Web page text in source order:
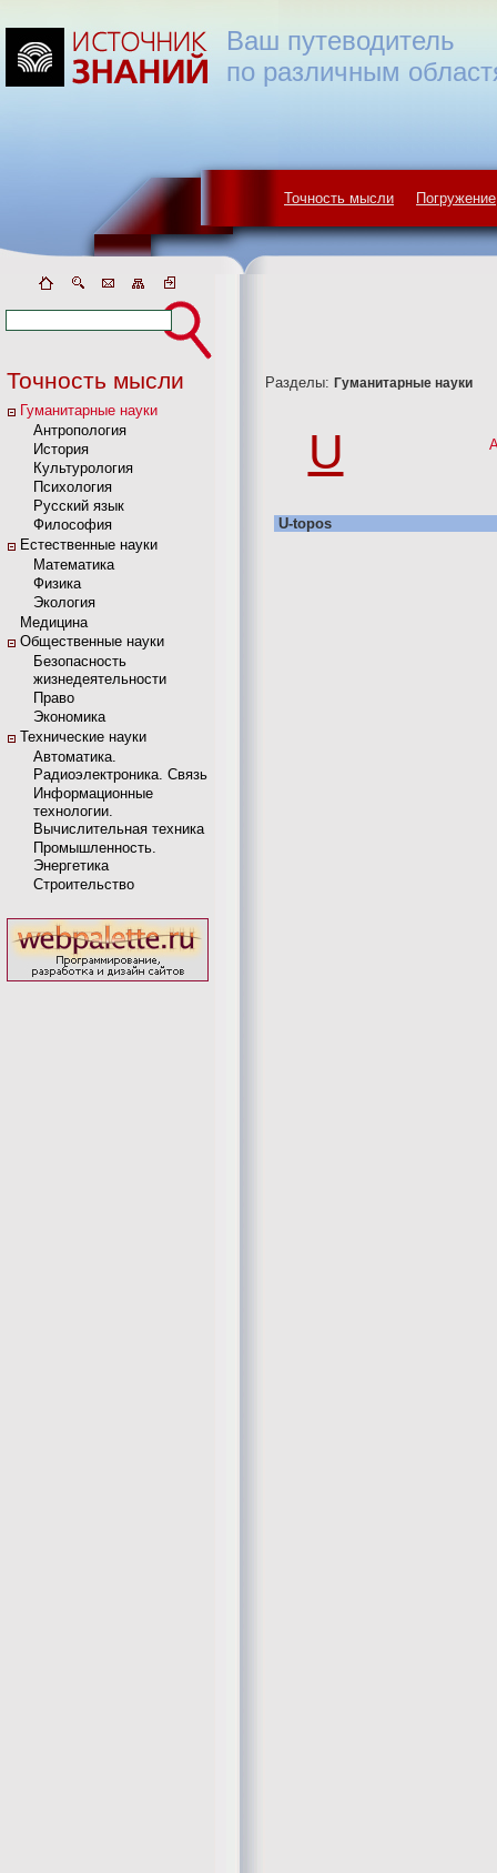
Точность мысли Погружение
Ваш путеводитель
по различным
Точность мысли
Гуманитарные науки
Антропология
История
Культурология
Психология
Русский язык
Философия
Естественные науки
Математика
Физика
Экология
Медицина
Общественные науки
Безопасность
жизнедеятельности
Право
Экономика
Технические науки
Автоматика.
Радиоэлектроника. Связь
Информационные
технологии.
Вычислительная техника
Промышленность.
Энергетика
Строительство
Разделы: Гуманитарные науки
U
U-topos